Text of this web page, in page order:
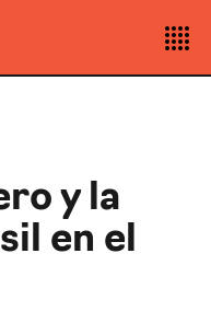
y la
en el